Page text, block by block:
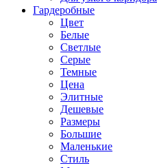
Гардеробные
Цвет
Белые
Светлые
Серые
Темные
Цена
Элитные
Дешевые
Размеры
Большие
Маленькие
Стиль